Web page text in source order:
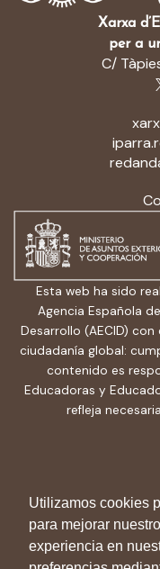
Utilizamos cookies
para mejorar
experiencia en
Xarxa
per a
C/
Esta web ha sido
Agencia Española
Desarrollo (AECID)
ciudadanía global:
contenido es
Educadoras y
refleja